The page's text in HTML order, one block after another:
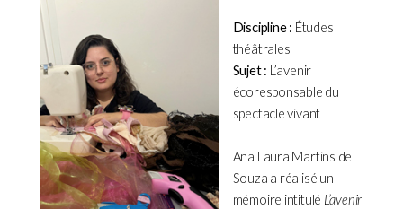
Discipline : Études
théâtrales
Sujet : L’avenir
écoresponsable du
spectacle vivant
Ana Laura Martins de
Souza a réalisé un
mémoire intitulé L’avenir